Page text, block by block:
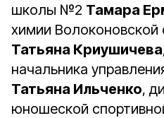
школы №2 Тамара
химии
Татьяна Криушичева
начальника
Татьяна Ильченко,
юношеской